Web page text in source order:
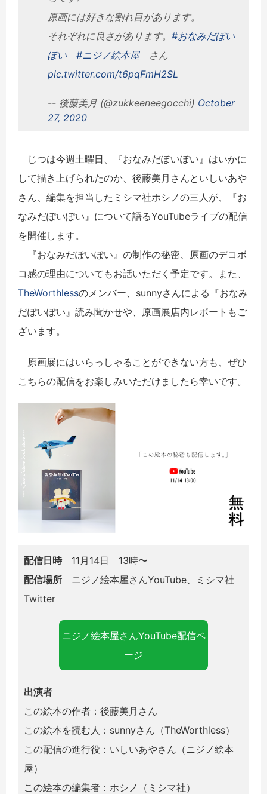
原画には好きな割れ目があります。
それぞれに良さがあります。 #おなみだぽい
ぽい
#ニジノ絵本屋さん
pic.twitter.com/t6pqFmH2SL
-- 後藤美月 (@zukkeeneegocchi) October
27, 2020
じつは今週土曜日、『おなみだぽいぽい』はいかに
して描き上げられたのか、後藤美月さんといしいあや
さん、編集を担当したミシマ社ホシノの三人が、『お
なみだぽいぽい』について語るYouTubeライブの配信
を開催します。
『おなみだぽいぽい』の制作の秘密、原画のデコボ
コ感の理由についてもお話いただく予定です。また、
TheWorthlessのメンバー、sunnyさんによる『おなみ
だぽいぽい』読み聞かせや、原画展店内レポートもご
ざいます。
原画展にはいらっしゃることができない方も、ぜひ
こちらの配信をお楽しみいただけましたら幸いです。
配信日時11月14日 13時〜
配信場所 ニジノ絵本屋さんYouTube、ミシマ社
Twitter
ニジノ絵本屋さんYouTube配信ペ
ージ
出演者
この絵本の作者：後藤美月さん
この絵本を読む人：sunnyさん（TheWorthless）
この配信の進行役：いしいあやさん（ニジノ絵本
屋）
この絵本の編集者：ホシノ（ミシマ社）